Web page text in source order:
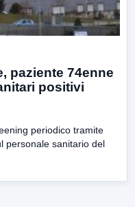
paziente 74enne
positivi
periodico tramite
personale sanitario del